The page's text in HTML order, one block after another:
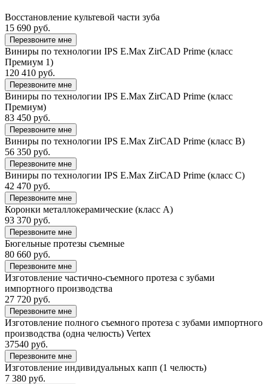
Восстановление культевой части зуба
15 690 руб.
Перезвоните мне
Виниры по технологии IPS E.Max ZirCAD Prime (класс
Премиум 1)
120 410 руб.
Перезвоните мне
Виниры по технологии IPS E.Max ZirCAD Prime (класс
Премиум)
83 450 руб.
Перезвоните мне
Виниры по технологии IPS E.Max ZirCAD Prime (класс B)
56 350 руб.
Перезвоните мне
Виниры по технологии IPS E.Max ZirCAD Prime (класс C)
42 470 руб.
Перезвоните мне
Коронки металлокерамические (класс А)
93 370 руб.
Перезвоните мне
Бюгельные протезы съемные
80 660 руб.
Перезвоните мне
Изготовление частично-съемного протеза с зубами
импортного производства
27 720 руб.
Перезвоните мне
Изготовление полного съемного протеза с зубами импортного
производства (одна челюсть) Vertex
37540 руб.
Перезвоните мне
Изготовление индивидуальных капп (1 челюсть)
7 380 руб.